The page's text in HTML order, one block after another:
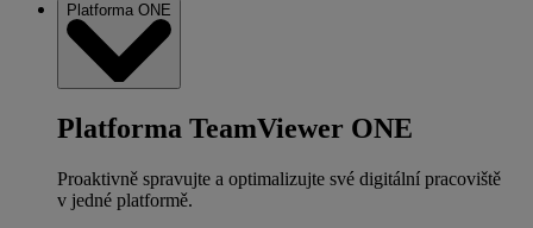
Platforma ONE
Platforma TeamViewer ONE
Proaktivně spravujte a optimalizujte své digitální pracoviště
v jedné platformě.